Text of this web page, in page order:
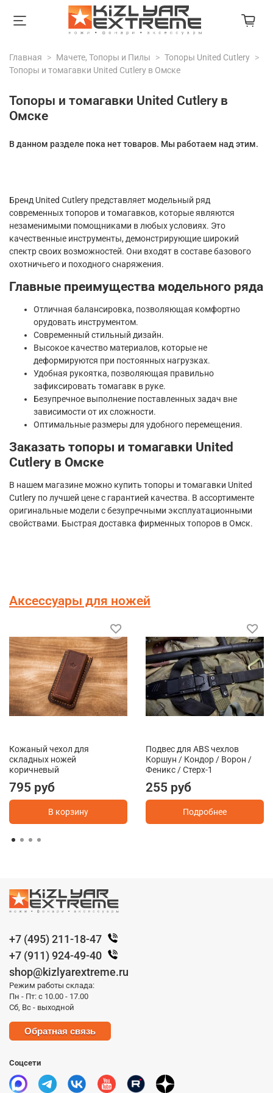
Главная Мачете, Топоры и Пилы
Топоры United Cutlery
Топоры и томагавки United Cutlery в Омске
Топоры и томагавки United Cutlery в
Омске
В данном разделе пока нет товаров. Мы работаем над этим.
Бренд United Cutlery представляет модельный ряд
современных топоров и томагавков, которые являются
незаменимыми помощниками в любых условиях. Это
качественные инструменты, демонстрирующие широкий
спектр своих возможностей. Они входят в составе базового
охотничьего и походного снаряжения.
Главные преимущества модельного ряда
Отличная балансировка, позволяющая комфортно
орудовать инструментом.
Современный стильный дизайн.
Высокое качество материалов, которые не
деформируются при постоянных нагрузках.
Удобная рукоятка, позволяющая правильно
зафиксировать томагавк в руке.
Безупречное выполнение поставленных задач вне
зависимости от их сложности.
Оптимальные размеры для удобного перемещения.
Заказать топоры и томагавки United
Cutlery в Омске
В нашем магазине можно купить топоры и томагавки United
Cutlery по лучшей цене с гарантией качества. В ассортименте
оригинальные модели с безупречными эксплуатационными
свойствами. Быстрая доставка фирменных топоров в Омск.
Аксессуары для ножей
Кожаный чехол для
складных ножей
коричневый
795 руб
В корзину
Подвес для ABS чехлов
Коршун / Кондор / Ворон /
Феникс / Стерх-1
255 руб
Подробнее
+7 (495) 211-18-47
+7 (911) 924-49-40
shop@kizlyarextreme.ru
Режим работы склада:
Пн - Пт: с 10.00 - 17.00
Сб, Вс - выходной
Обратная связь
Соцсети